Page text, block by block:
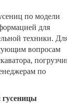
по модели
для
техники.
вопросам
по
гусеницы